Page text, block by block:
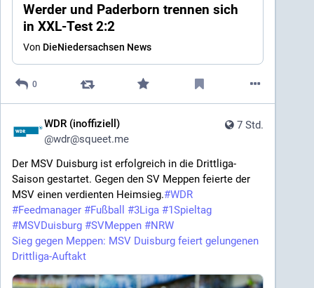
Werder und Paderborn trennen sich
in XXL-Test 2:2
Von DieNiedersachsen News
0
7 Std.
WDR (inoffiziell)
@wdr@squeet.me
Der MSV Duisburg ist erfolgreich in die Drittliga-
Saison gestartet. Gegen den SV Meppen feierte der
MSV einen verdienten Heimsieg.#WDR
#Feedmanager #Fußball #3Liga #1Spieltag
#MSVDuisburg #SVMeppen #NRW
Sieg gegen Meppen: MSV Duisburg feiert gelungenen
Drittliga-Auftakt